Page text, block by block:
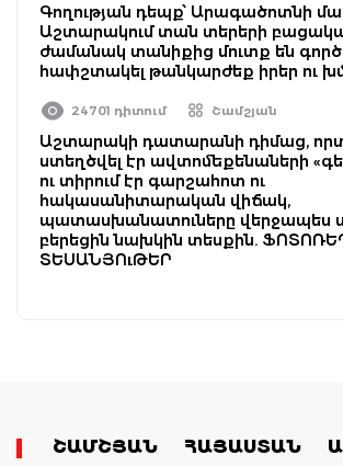
Գողության դեպք՝ Արագածոտնի
Աշտարակում տան տերերի
ժամանակ տանիքից մուտք են
հափշտակել թանկարժեք իրեր ու
24701 դիտում Շամշյան
Աշտարակի դատարանի դիմաց,
ստեղծվել էր ավտոմեքենաների
ու տիրում էր գարշահոտ ու
հակասանիտարական վիճակ,
պատասխանատուները վերջապես
բերեցին նախկին տեսքին.
ՏԵՍԱՆՅՈւԹԵՐ
ՇԱՄՇՅԱՆ ՀԱՅԱՍՏԱՆ